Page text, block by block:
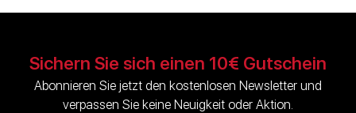
Sichern Sie sich einen 10€ Gutschein
Abonnieren Sie jetzt den kostenlosen Newsletter und
verpassen Sie keine Neuigkeit oder Aktion.